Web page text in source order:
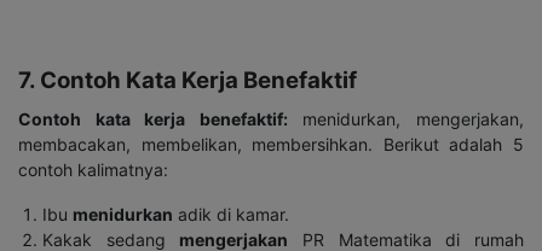
7. Contoh Kata Kerja Benefaktif
Contoh kata kerja benefaktif: menidurkan, mengerjakan,
membacakan, membelikan, membersihkan. Berikut adalah 5
contoh kalimatnya:
Ibu menidurkan adik di kamar.
Kakak sedang mengerjakan
PR Matematika di rumah